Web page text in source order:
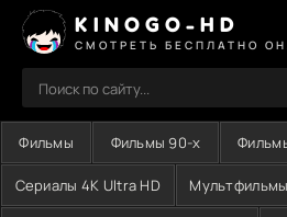
KINOGO-HD
СМОТРЕТЬ БЕСПЛАТНО
Фильмы Фильмы 90-х
Сериалы 4K Ultra HD Мультфильмы